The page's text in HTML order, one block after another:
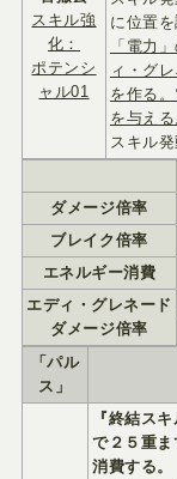
スキル強
化：
ポテンシ
ャル01
に位置を
「電力
ィ・グ
を作る
を与える
スキル
ダメージ倍率
ブレイク倍率
エネルギー消費
エディ・グレネード
ダメージ倍率
「パル
ス」
『終結ス
で２５重
消費する。